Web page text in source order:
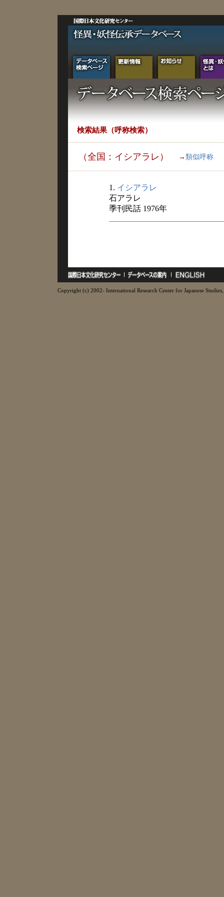
検索結果（呼称検索）
（全国：イシアラレ） → 類似呼称
1. イシアラレ
石アラレ
季刊民話 1976年
Copyright (c) 2002- International Research Center for Japanese